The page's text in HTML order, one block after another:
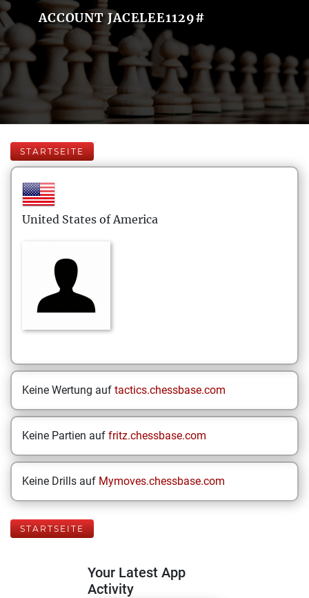
ACCOUNT JACELEE1129#
STARTSEITE
United States of America
Keine Wertung auf tactics.chessbase.com
Keine Partien auf fritz.chessbase.com
Keine Drills auf Mymoves.chessbase.com
STARTSEITE
Your Latest App
Activity